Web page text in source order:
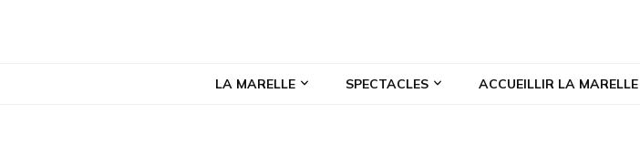
LA MARELLE SPECTACLES ACCUEILLIR LA MARELLE